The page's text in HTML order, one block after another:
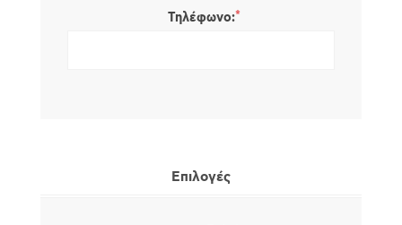
Τηλέφωνο:*
Επιλογές